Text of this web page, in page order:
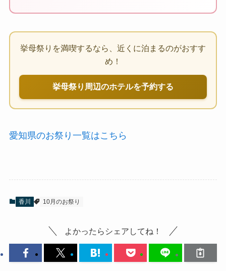
挙母祭りを満喫するなら、近くに泊まるのがおすす
め！
挙母祭り周辺のホテルを予約する
愛知県のお祭り一覧はこちら
香川 10月のお祭り
よかったらシェアしてね！